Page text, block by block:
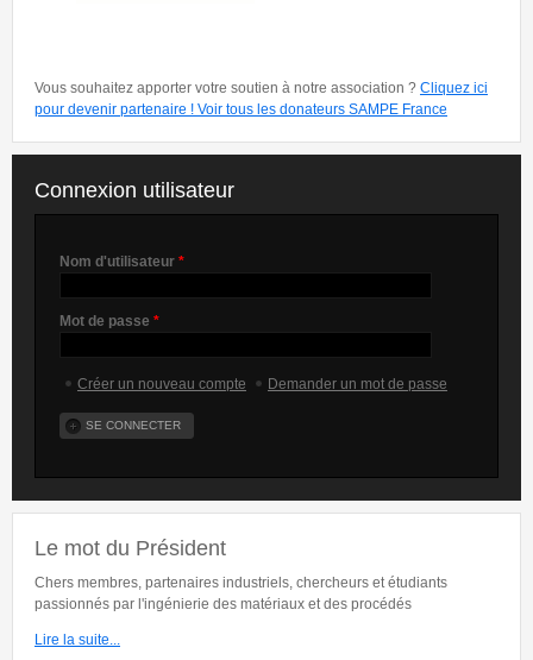
Vous souhaitez apporter votre soutien à notre association ? Cliquez ici
pour devenir partenaire ! Voir tous les donateurs SAMPE France
Connexion utilisateur
Nom d'utilisateur *
Mot de passe *
Créer un nouveau compte Demander un mot de passe
Le mot du Président
Chers membres, partenaires industriels, chercheurs et étudiants
passionnés par l'ingénierie des matériaux et des procédés
Lire la suite...